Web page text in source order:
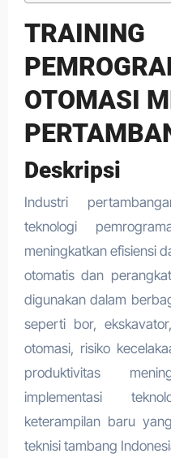
TRAINING
OTOMASI
Deskripsi
Industri pertambangan semakin mengadopsi
teknologi
meningkatkan efisiensi
otomatis dan
digunakan dalam
seperti bor,
otomasi, risiko
produktivitas
implementasi
keterampilan baru
teknisi tambang